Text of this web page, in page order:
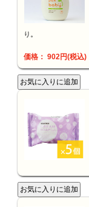
り。
価格： 902円(税込)